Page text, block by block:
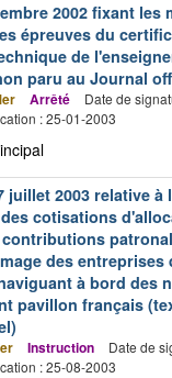
2002 fixant les
épreuves du
de
paru au Journal
Arrêté
Date de
: 25-01-2003
juillet 2003 relative à
cotisations
des entreprises
à bord des
pavillon français
Instruction
Date de
: 25-08-2003